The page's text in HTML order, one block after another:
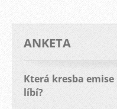
ANKETA
Která kresba
líbí?